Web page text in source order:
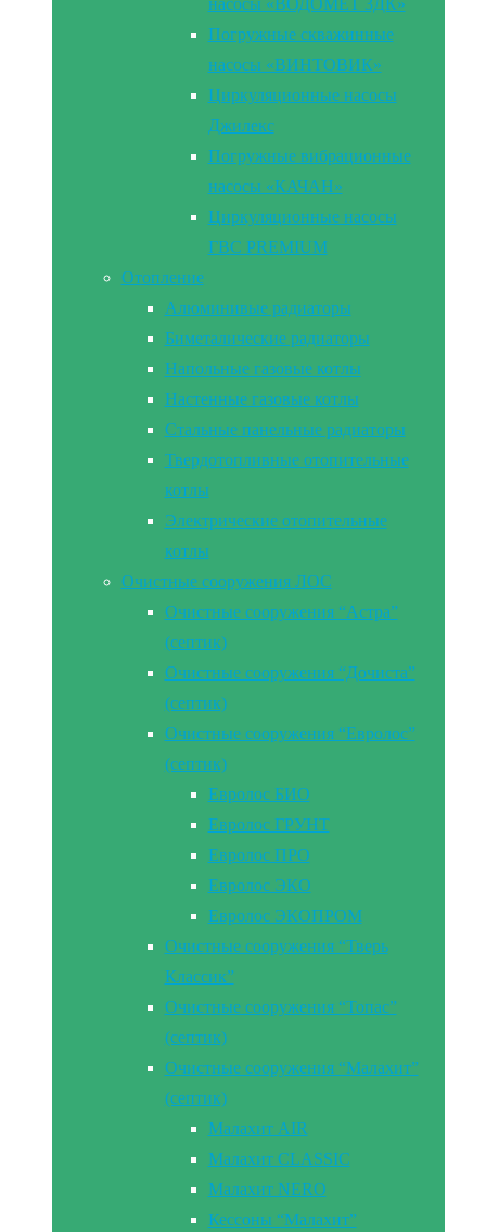
насосы «ВОДОМЕТ 3ДК»
Погружные скважинные
насосы «ВИНТОВИК»
Циркуляционные насосы
Джилекс
Погружные вибрационные
насосы «КАЧАН»
Циркуляционные насосы
ГВС PREMIUM
Отопление
Алюминивые радиаторы
Биметалические радиаторы
Напольные газовые котлы
Настенные газовые котлы
Стальные панельные радиаторы
Твердотопливные отопительные
котлы
Электрические отопительные
котлы
Очистные сооружения ЛОС
Очистные сооружения “Астра”
(септик)
Очистные сооружения “Дочиста”
(септик)
Очистные сооружения “Евролос”
(септик)
Евролос БИО
Евролос ГРУНТ
Евролос ПРО
Евролос ЭКО
Евролос ЭКОПРОМ
Очистные сооружения “Тверь
Классик”
Очистные сооружения “Топас”
(септик)
Очистные сооружения “Малахит”
(септик)
Малахит AIR
Малахит CLASSIC
Малахит NERO
Кессоны “Малахит”